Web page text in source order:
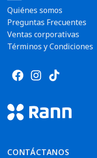
Quiénes somos
Preguntas Frecuentes
Ventas corporativas
Términos y Condiciones
CONTÁCTANOS